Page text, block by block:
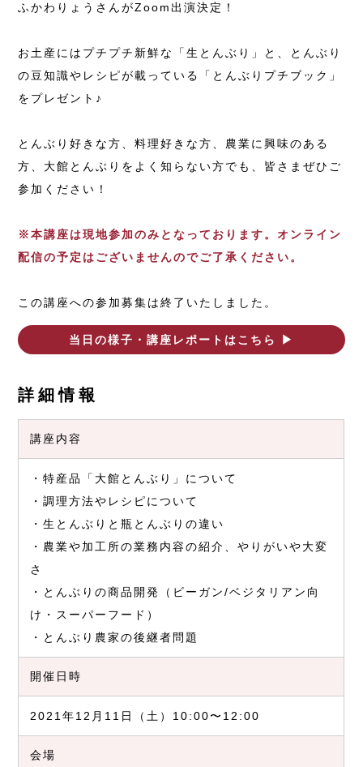
ふかわりょうさんがZoom出演決定！
お土産にはプチプチ新鮮な「生とんぶり」と、とんぶり
の豆知識やレシピが載っている「とんぶりプチブック」
をプレゼント♪
とんぶり好きな方、料理好きな方、農業に興味のある
方、大館とんぶりをよく知らない方でも、皆さまぜひご
参加ください！
※本講座は現地参加のみとなっております。オンライン
配信の予定はございませんのでご了承ください。
この講座への参加募集は終了いたしました。
当日の様子・講座レポートはこちら ▶︎
詳細情報
講座内容
・特産品「大館とんぶり」について
・調理方法やレシピについて
・生とんぶりと瓶とんぶりの違い
・農業や加工所の業務内容の紹介、やりがいや大変
さ
・とんぶりの商品開発（ビーガン/ベジタリアン向
け・スーパーフード）
・とんぶり農家の後継者問題
開催日時
2021年12月11日（土）10:00〜12:00
会場